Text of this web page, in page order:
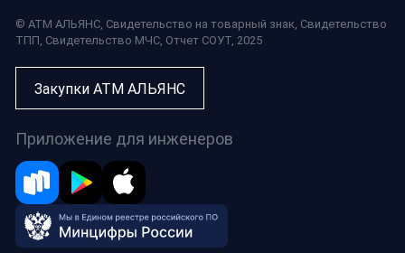
© АТМ АЛЬЯНС, Свидетельство на товарный знак, Свидетельство
ТПП, Свидетельство МЧС, Отчет СОУТ, 2025
Закупки АТМ АЛЬЯНС
Приложение для инженеров